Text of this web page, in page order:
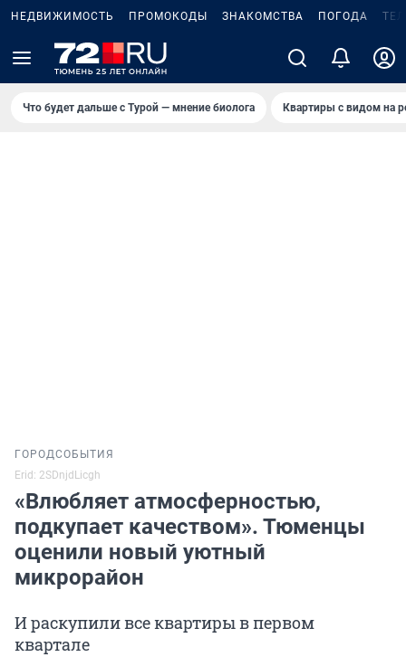
НЕДВИЖИМОСТЬ ПРОМОКОДЫ ЗНАКОМСТВА ПОГОДА
Что будет дальше с Турой — мнение биолога Квартиры с видом на
ГОРОДСОБЫТИЯ
Erid: 2SDnjdLicgh
«Влюбляет атмосферностью,
подкупает качеством». Тюменцы
оценили новый уютный
микрорайон
И раскупили все квартиры в первом
квартале